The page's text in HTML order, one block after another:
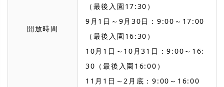
開放時間
（最後入園17:30）
9月1日～9月30日：9:00～17:00
（最後入園16:30）
10月1日～10月31日：9:00～16:
30（最後入園16:00）
11月1日～2月底：9:00～16:00